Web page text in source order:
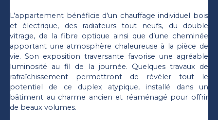
L’appartement bénéficie d’un chauffage individuel bois
et électrique, des radiateurs tout neufs, du double
vitrage, de la fibre optique ainsi que d’une cheminée
apportant une atmosphère chaleureuse à la pièce de
vie. Son exposition traversante favorise une agréable
luminosité au fil de la journée. Quelques travaux de
rafraîchissement permettront de révéler tout le
potentiel de ce duplex atypique, installé dans un
bâtiment au charme ancien et réaménagé pour offrir
de beaux volumes.